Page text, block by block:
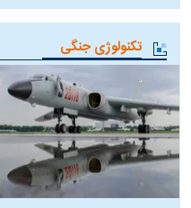
تکنولوژی جنگی